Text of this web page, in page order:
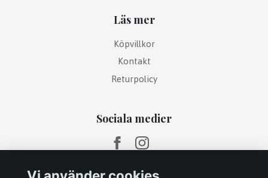
Läs mer
Köpvillkor
Kontakt
Returpolicy
Sociala medier